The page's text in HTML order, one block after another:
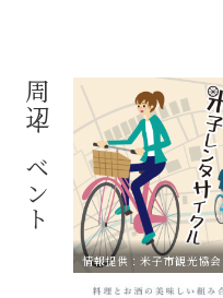
周辺イベント
情報提供：米子市観光協会